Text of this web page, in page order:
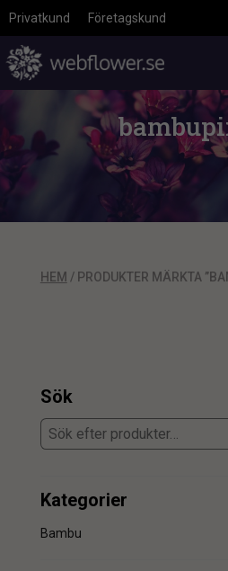
Privatkund Företagskund
HEM / PRODUKTER MÄRKTA
Sök
Kategorier
Bambu